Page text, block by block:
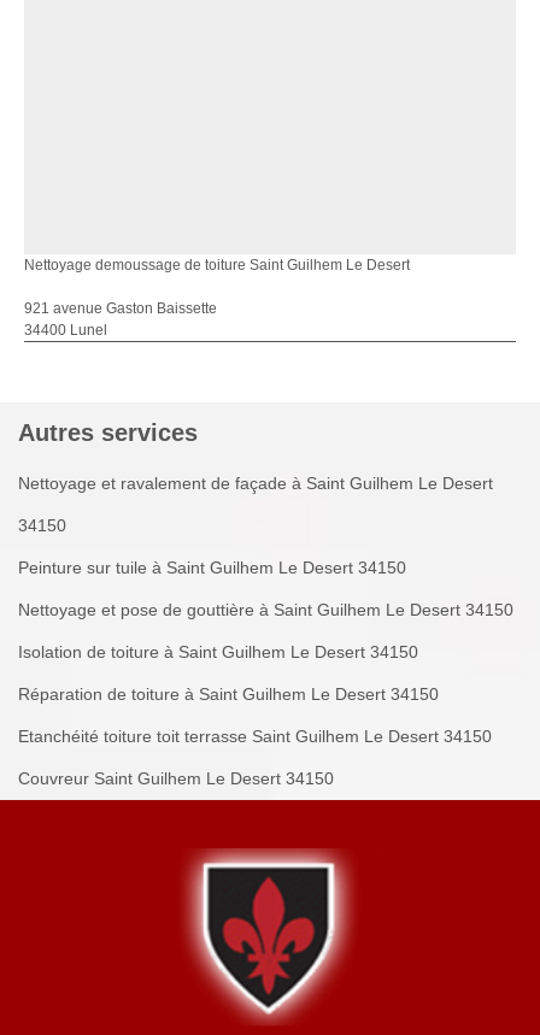
Nettoyage demoussage de toiture Saint Guilhem Le Desert
921 avenue Gaston Baissette
34400 Lunel
Autres services
Nettoyage et ravalement de façade à Saint Guilhem Le Desert
34150
Peinture sur tuile à Saint Guilhem Le Desert 34150
Nettoyage et pose de gouttière à Saint Guilhem Le Desert 34150
Isolation de toiture à Saint Guilhem Le Desert 34150
Réparation de toiture à Saint Guilhem Le Desert 34150
Etanchéité toiture toit terrasse Saint Guilhem Le Desert 34150
Couvreur Saint Guilhem Le Desert 34150